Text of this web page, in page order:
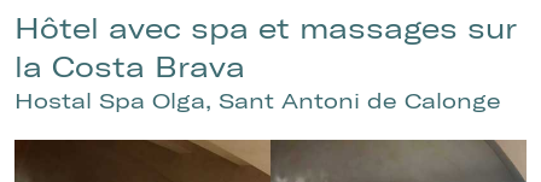
Hôtel avec spa et massages sur
la Costa Brava
Hostal Spa Olga, Sant Antoni de Calonge